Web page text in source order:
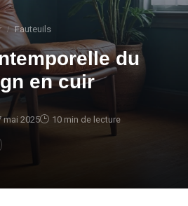
Fauteuils
du
en cuir
mai 2025 10 min de lecture